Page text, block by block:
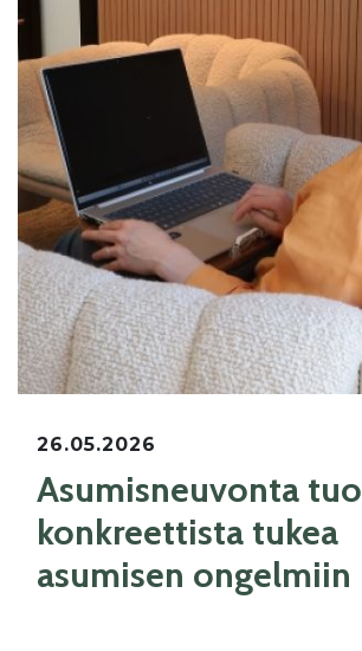
26.05.2026
Asumisneuvonta tuo
konkreettista tukea
asumisen ongelmiin